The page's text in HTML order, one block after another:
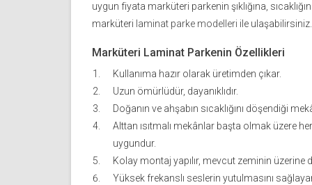
uygun fiyata marküteri parkenin şıklığına,
marküteri laminat parke modelleri ile ulaşabilirsiniz.
Marküteri Laminat Parkenin Özellikleri
Kullanıma hazır olarak üretimden çıkar.
Uzun ömürlüdür, dayanıklıdır.
Doğanın ve ahşabın sıcaklığını döşendiği
Alttan ısıtmalı mekânlar başta olmak üzere
uygundur.
Kolay montaj yapılır, mevcut zeminin üzerine
Yüksek frekanslı seslerin yutulmasını